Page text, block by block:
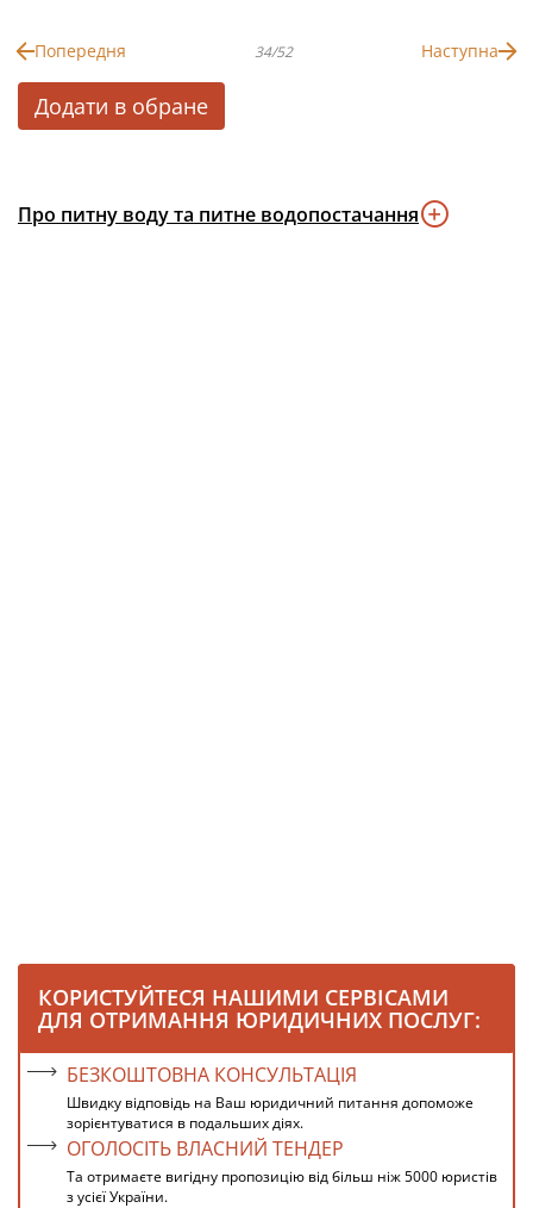
Попередня 34/52 Наступна
Додати в обране
Про питну воду та питне водопостачання
КОРИСТУЙТЕСЯ НАШИМИ СЕРВІСАМИ
ДЛЯ ОТРИМАННЯ ЮРИДИЧНИХ ПОСЛУГ:
БЕЗКОШТОВНА КОНСУЛЬТАЦІЯ
Швидку відповідь на Ваш юридичний питання допоможе
зорієнтуватися в подальших діях.
ОГОЛОСІТЬ ВЛАСНИЙ ТЕНДЕР
Та отримаєте вигідну пропозицію від більш ніж 5000 юристів
з усієї України.